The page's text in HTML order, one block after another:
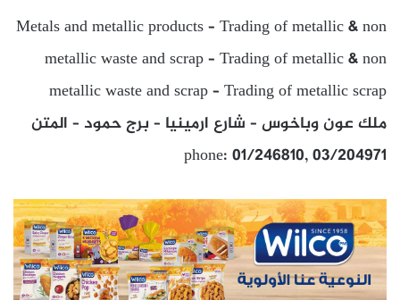
Metals and metallic products – Trading of metallic & non
metallic waste and scrap – Trading of metallic & non
metallic waste and scrap – Trading of metallic scrap
ملك عون وباخوس – شارع ارمينيا – برج حمود – المتن
phone: 01/246810, 03/204971